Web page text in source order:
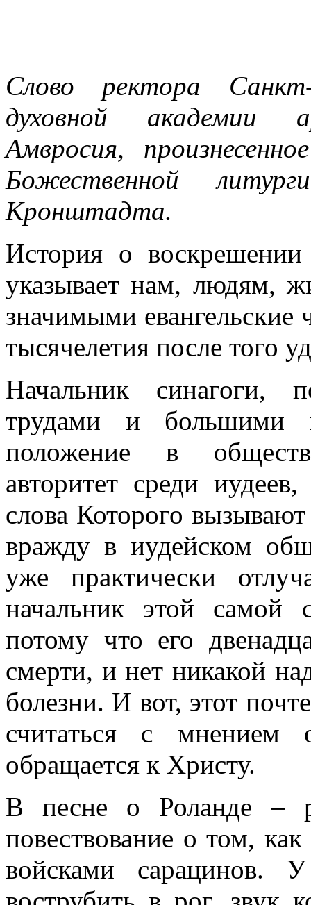
Слово ректора Санкт-
духовной академии
Амвросия,
Божественной
Кронштадта.
История о
указывает нам, людям,
значимыми евангельские
тысячелетия после того
Начальник синагоги,
трудами и большими
положение в
авторитет среди
слова Которого
вражду в иудейском
уже практически
начальник этой самой
потому что его
смерти, и нет никакой
болезни. И вот, этот
считаться с мнением
обращается к Христу.
В песне о Роланде –
повествование о том,
войсками сарацинов.